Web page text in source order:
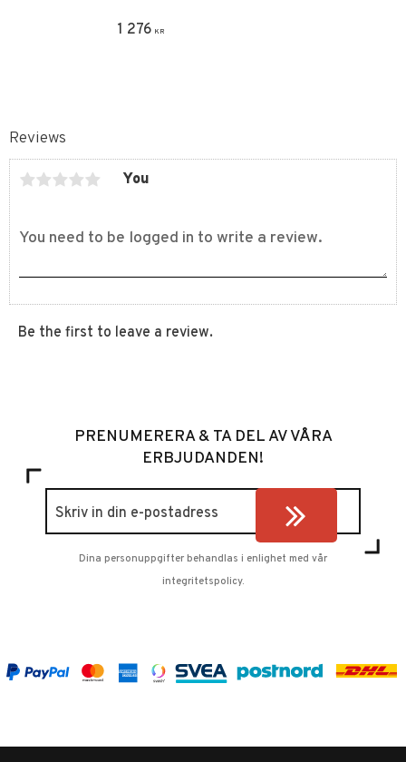
Reviews
You
Be the first to leave a review.
1 276 KR
PRENUMERERA & TA DEL AV VÅRA
ERBJUDANDEN!
Dina personuppgifter behandlas i enlighet med vår
integritetspolicy.